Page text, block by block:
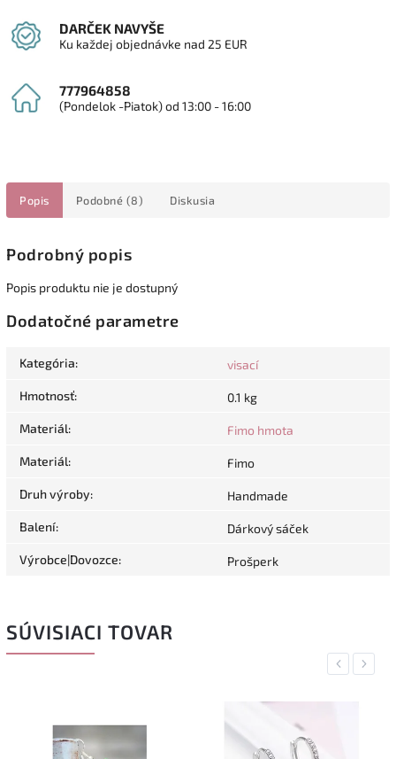
DARČEK NAVYŠE
Ku každej objednávke nad 25 EUR
777964858
(Pondelok -Piatok) od 13:00 - 16:00
Popis Podobné (8) Diskusia
Podrobný popis
Popis produktu nie je dostupný
Dodatočné parametre
Kategória: visací
Hmotnosť: 0.1 kg
Materiál: Fimo hmota
Materiál: Fimo
Druh výroby: Handmade
Balení: Dárkový sáček
Výrobce|Dovozce: Prošperk
SÚVISIACI TOVAR
Previous
Next